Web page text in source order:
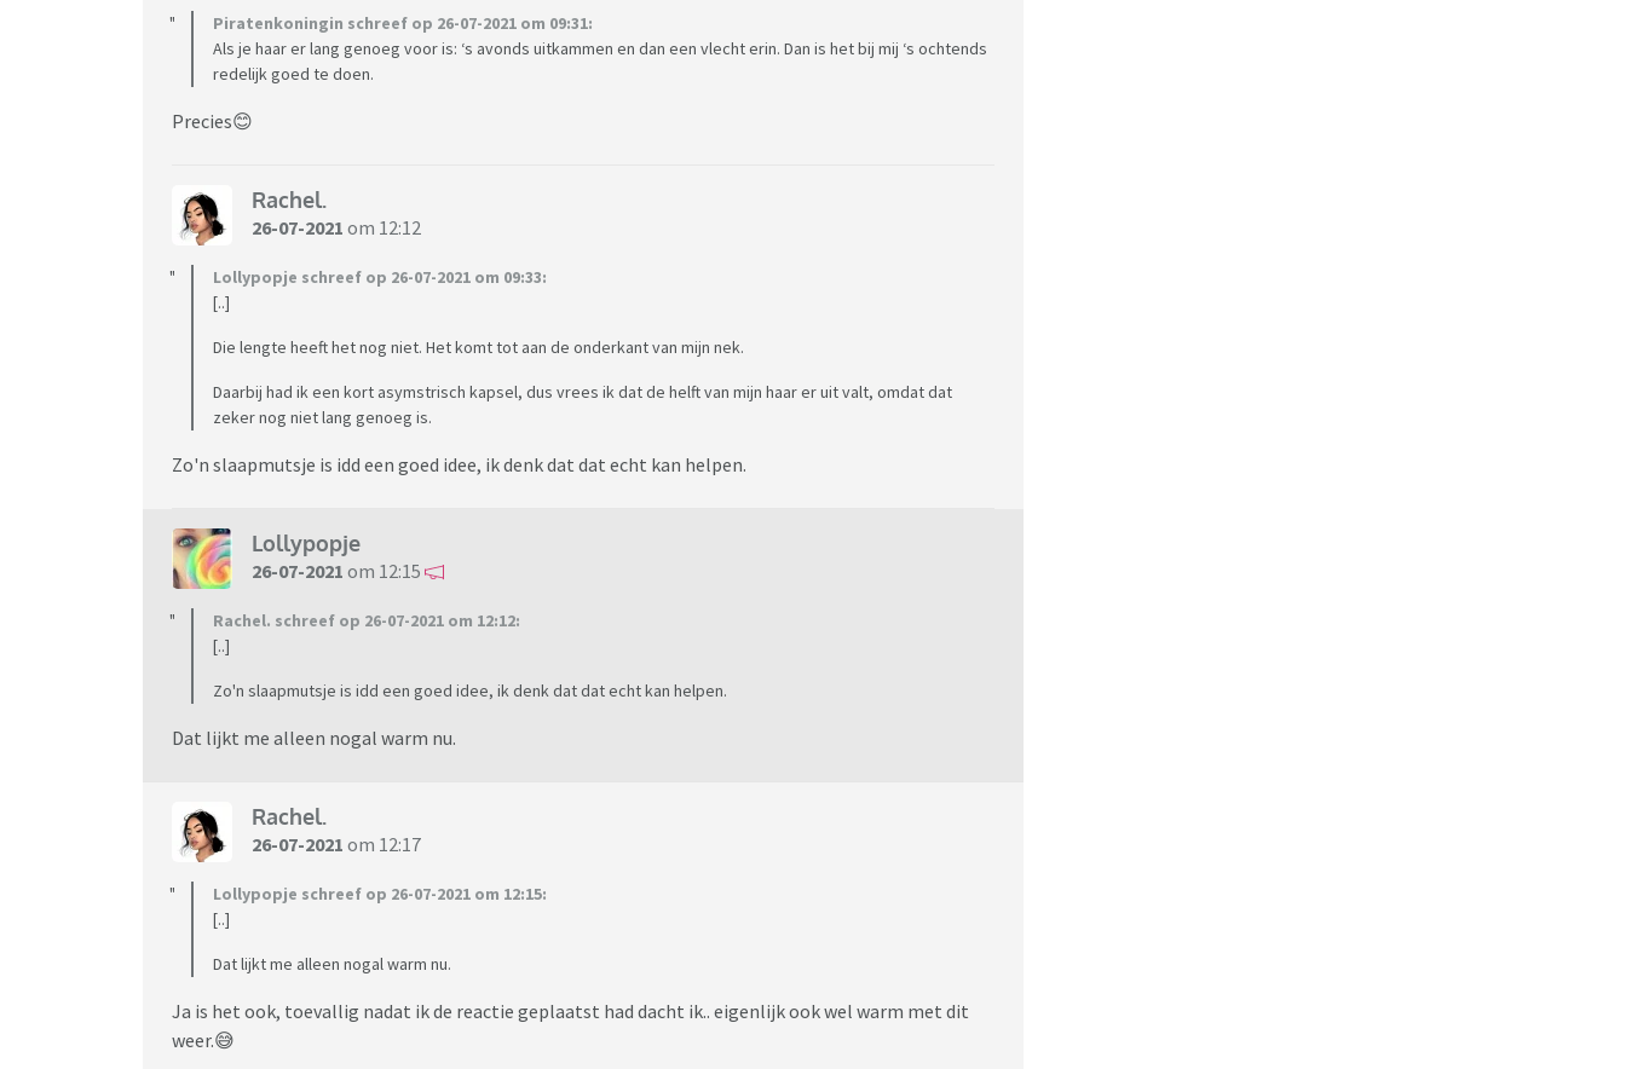
Piratenkoningin schreef op 26-07-2021 om 09:31:
Als je haar er lang genoeg voor is: ‘s avonds uitkammen en dan een vlecht erin. Dan is het bij mij ‘s ochtends
redelijk goed te doen.
Precies😊
Rachel.
26-07-2021 om 12:12
Lollypopje schreef op 26-07-2021 om 09:33:
[..]
Die lengte heeft het nog niet. Het komt tot aan de onderkant van mijn nek.
Daarbij had ik een kort asymstrisch kapsel, dus vrees ik dat de helft van mijn haar er uit valt, omdat dat
zeker nog niet lang genoeg is.
Zo'n slaapmutsje is idd een goed idee, ik denk dat dat echt kan helpen.
Lollypopje
26-07-2021 om 12:15
Rachel. schreef op 26-07-2021 om 12:12:
[..]
Zo'n slaapmutsje is idd een goed idee, ik denk dat dat echt kan helpen.
Dat lijkt me alleen nogal warm nu.
Rachel.
26-07-2021 om 12:17
Lollypopje schreef op 26-07-2021 om 12:15:
[..]
Dat lijkt me alleen nogal warm nu.
Ja is het ook, toevallig nadat ik de reactie geplaatst had dacht ik.. eigenlijk ook wel warm met dit
weer.😅